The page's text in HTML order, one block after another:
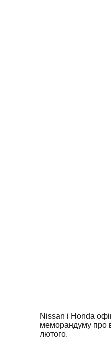
Nissan і Honda
меморандуму про
лютого.